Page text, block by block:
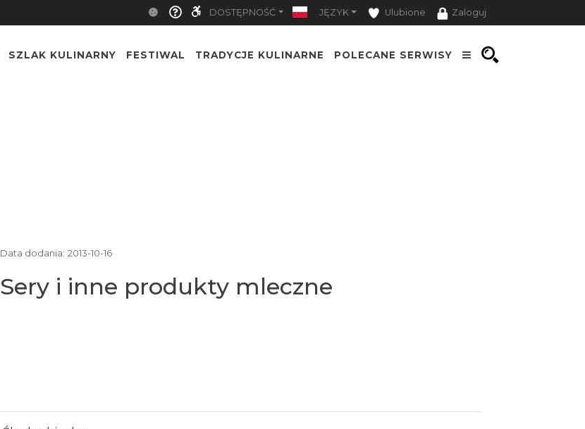
DOSTĘPNOŚĆ JĘZYK Ulubione Zaloguj
SZLAK KULINARNY FESTIWAL TRADYCJE KULINARNE POLECANE SERWISY
Data dodania: 2013-10-16
Sery i inne produkty mleczne